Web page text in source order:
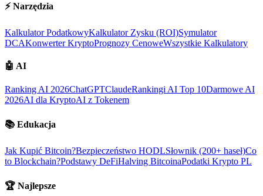
⚡ Narzędzia
Kalkulator PodatkowyKalkulator Zysku (ROI)Symulator
DCAKonwerter KryptoPrognozy CenoweWszystkie Kalkulatory
🤖 AI
Ranking AI 2026ChatGPTClaudeRankingi AI Top 10Darmowe AI
2026AI dla KryptoAI z Tokenem
📚 Edukacja
Jak Kupić Bitcoin?Bezpieczeństwo HODLSłownik (200+ haseł)Co
to Blockchain?Podstawy DeFiHalving BitcoinaPodatki Krypto PL
🏆 Najlepsze